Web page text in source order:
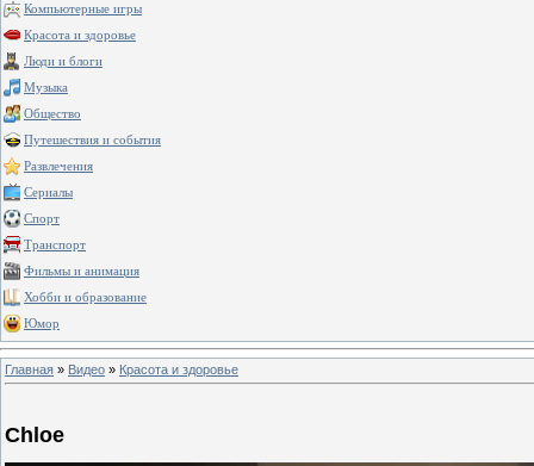
Компьютерные игры
Красота и здоровье
Люди и блоги
Музыка
Общество
Путешествия и события
Развлечения
Сериалы
Спорт
Транспорт
Фильмы и анимация
Хобби и образование
Юмор
Главная » Видео » Красота и здоровье
Chloe